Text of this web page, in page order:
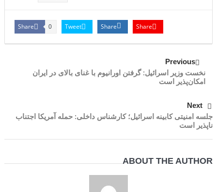
Share 0 Tweet Share Share
Previous
نخست وزیر اسرائیل: گرفتن اورانیوم با غنای بالای در ایران
امکان‌پذیر است
Next
جلسه امنیتی کابینه اسرائیل؛ کارشناس داخلی: حمله آمریکا اجتناب
ناپذیر است
ABOUT THE AUTHOR